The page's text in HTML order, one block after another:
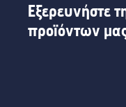
Εξερευνήστε
προϊόντων